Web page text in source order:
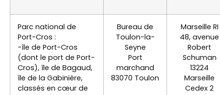
Parc national de
Port-Cros :
-île de Port-Cros
(dont le port de Port-
Cros), île de Bagaud,
île de la Gabinière,
classés en cœur de
Bureau de
Toulon-la-
Seyne
Port
marchand
83070 Toulon
Marseille RI
48, avenue
Robert
Schuman
13224
Marseille
Cedex 2